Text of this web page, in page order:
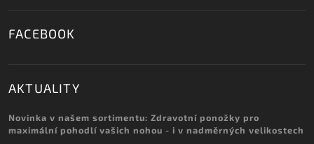
FACEBOOK
AKTUALITY
Novinka v našem sortimentu: Zdravotní ponožky pro
maximální pohodlí vašich nohou - i v nadměrných velikostech